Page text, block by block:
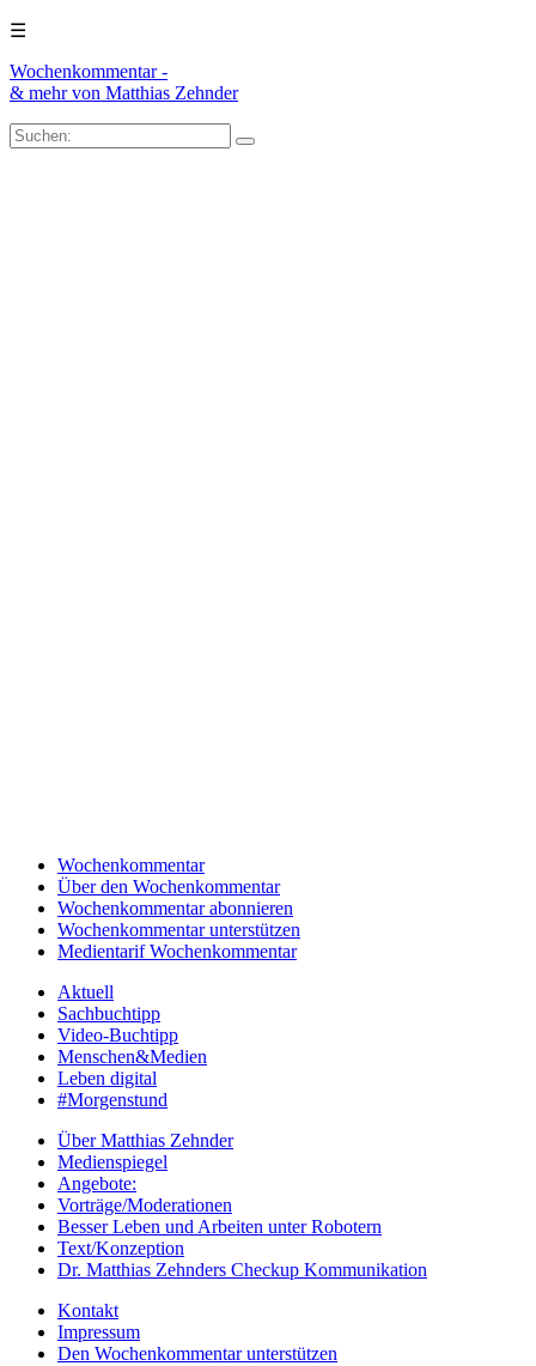
☰
Wochenkommentar -
& mehrvon Matthias Zehnder
Wochenkommentar
Über den Wochenkommentar
Wochenkommentar abonnieren
Wochenkommentar unterstützen
Medientarif Wochenkommentar
Aktuell
Sachbuchtipp
Video-Buchtipp
Menschen&Medien
Leben digital
#Morgenstund
Über Matthias Zehnder
Medienspiegel
Angebote:
Vorträge/Moderationen
Besser Leben und Arbeiten unter Robotern
Text/Konzeption
Dr. Matthias Zehnders Checkup Kommunikation
Kontakt
Impressum
Den Wochenkommentar unterstützen